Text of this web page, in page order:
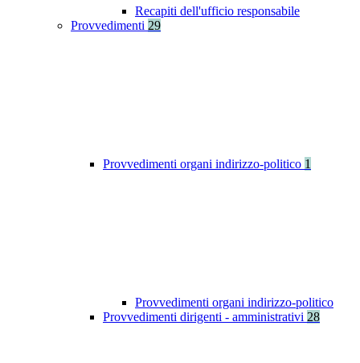
Recapiti dell'ufficio responsabile
Provvedimenti 29
Provvedimenti organi indirizzo-politico 1
Provvedimenti organi indirizzo-politico
Provvedimenti dirigenti - amministrativi 28